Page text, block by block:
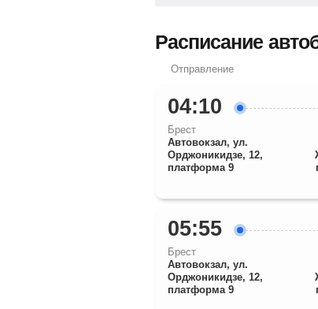
Расписание
Отправление
04:10
Брест
Автовокзал, ул.
Орджоникидзе, 12,
платформа 9
05:55
Брест
Автовокзал, ул.
Орджоникидзе, 12,
платформа 9